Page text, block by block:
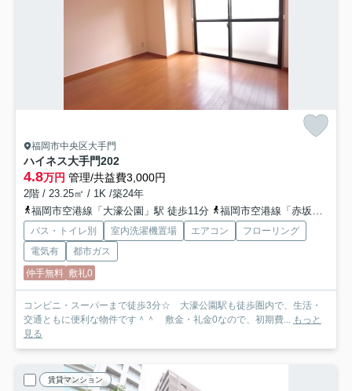
福岡市中央区大手門
ハイネス大手門202
4.8万円 管理/共益費3,000円
2階 / 23.25㎡ / 1K /築24年
福岡市空港線「大濠公園」駅 徒歩11分
福岡市空港線「赤坂」駅 徒歩13分
バス・トイレ別 室内洗濯機置場 エアコン
フローリング
電気有
都市ガス
仲手無料 敷礼0
コンビニ・スーパーまで徒歩3分☆ 大濠公園駅も徒歩圏内で、生活・
交通ともに便利な物件です＾＾ 敷金・礼金0なので、初期費... もっと
見る
賃貸マンション